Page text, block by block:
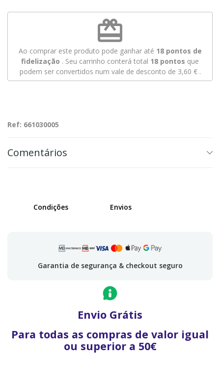
redeem
Ao comprar este produto pode ganhar até 18pontos de
fidelização . Seu carrinho conterá total 18 pontos que
podem ser convertidos num vale de desconto de 3,60 €.
Ref: 661030005
Comentários
Condições Envios
Garantia de segurança & checkout seguro
Envio Grátis
Para todas as compras de valor igual
ou superior a 50€